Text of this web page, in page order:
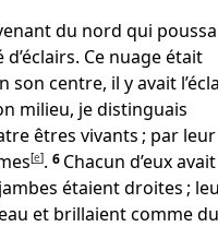
du nord qui
Ce nuage était
son centre, il y avait
milieu, je distinguais
êtres vivants ; par leur
[e]. 6 Chacun d’eux avait
étaient droites ;
et brillaient comme du